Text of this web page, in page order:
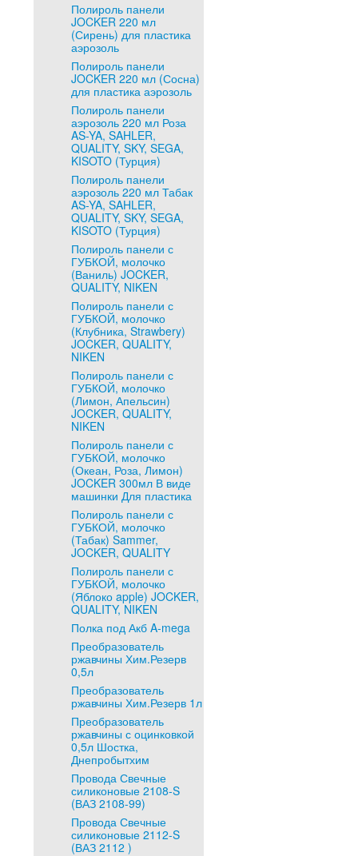
Полироль панели
JOCKER 220 мл
(Сирень) для пластика
аэрозоль
Полироль панели
JOCKER 220 мл (Сосна)
для пластика аэрозоль
Полироль панели
аэрозоль 220 мл Роза
AS-YA, SAHLER,
QUALITY, SKY, SEGA,
KISOTO (Турция)
Полироль панели
аэрозоль 220 мл Табак
AS-YA, SAHLER,
QUALITY, SKY, SEGA,
KISOTO (Турция)
Полироль панели с
ГУБКОЙ, молочко
(Ваниль) JOCKER,
QUALITY, NIKEN
Полироль панели с
ГУБКОЙ, молочко
(Клубника, Strawbery)
JOCKER, QUALITY,
NIKEN
Полироль панели с
ГУБКОЙ, молочко
(Лимон, Апельсин)
JOCKER, QUALITY,
NIKEN
Полироль панели с
ГУБКОЙ, молочко
(Океан, Роза, Лимон)
JOCKER 300мл В виде
машинки Для пластика
Полироль панели с
ГУБКОЙ, молочко
(Табак) Sammer,
JOCKER, QUALITY
Полироль панели с
ГУБКОЙ, молочко
(Яблоко apple) JOCKER,
QUALITY, NIKEN
Полка под Акб A-mega
Преобразователь
ржавчины Хим.Резерв
0,5л
Преобразователь
ржавчины Хим.Резерв 1л
Преобразователь
ржавчины с оцинковкой
0,5л Шостка,
Днепробытхим
Провода Свечные
силиконовые 2108-S
(ВАЗ 2108-99)
Провода Свечные
силиконовые 2112-S
(ВАЗ 2112 )